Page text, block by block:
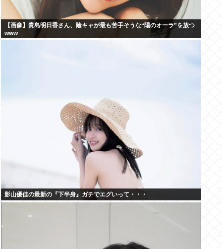
【画像】貴島明日香さん、陰キャが最も苦手そうな“陽のオーラ”を放つ
www
影山優佳の最新の『下半身』ガチでエグいって・・・